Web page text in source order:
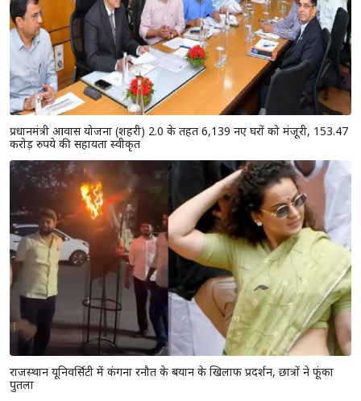
प्रधानमंत्री आवास योजना (शहरी) 2.0 के तहत 6,139 नए घरों को मंजूरी, 153.47
करोड़ रुपये की सहायता स्वीकृत
राजस्थान यूनिवर्सिटी में कंगना रनौत के बयान के खिलाफ प्रदर्शन, छात्रों ने फूंका
पुतला